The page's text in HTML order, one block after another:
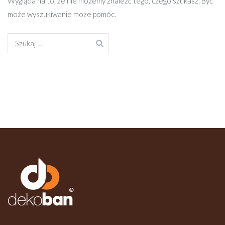
może wyszukiwanie może pomóc.
Szukaj: